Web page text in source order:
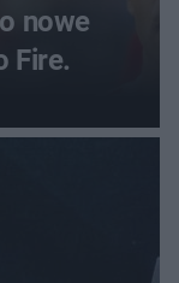
nowe
Fire.